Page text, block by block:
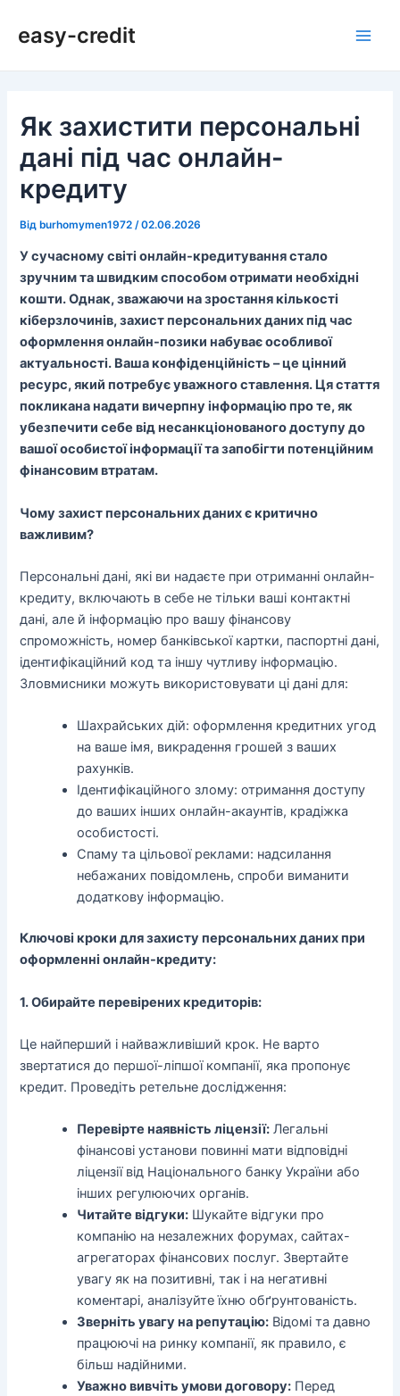
easy-credit
Як захистити персональні
дані під час онлайн-
кредиту
Відburhomymen1972 /02.06.2026
У сучасному світі онлайн-кредитування стало
зручним та швидким способом отримати необхідні
кошти. Однак, зважаючи на зростання кількості
кіберзлочинів, захист персональних даних під час
оформлення онлайн-позики набуває особливої
актуальності. Ваша конфіденційність – це цінний
ресурс, який потребує уважного ставлення. Ця стаття
покликана надати вичерпну інформацію про те, як
убезпечити себе від несанкціонованого доступу до
вашої особистої інформації та запобігти потенційним
фінансовим втратам.
Чому захист персональних даних є критично
важливим?
Персональні дані, які ви надаєте при отриманні онлайн-
кредиту, включають в себе не тільки ваші контактні
дані, але й інформацію про вашу фінансову
спроможність, номер банківської картки, паспортні дані,
ідентифікаційний код та іншу чутливу інформацію.
Зловмисники можуть використовувати ці дані для:
Шахрайських дій: оформлення кредитних угод
на ваше імя, викрадення грошей з ваших
рахунків.
Ідентифікаційного злому: отримання доступу
до ваших інших онлайн-акаунтів, крадіжка
особистості.
Спаму та цільової реклами: надсилання
небажаних повідомлень, спроби виманити
додаткову інформацію.
Ключові кроки для захисту персональних даних при
оформленні онлайн-кредиту:
1. Обирайте перевірених кредиторів:
Це найперший і найважливіший крок. Не варто
звертатися до першої-ліпшої компанії, яка пропонує
кредит. Проведіть ретельне дослідження:
Перевірте наявність ліцензії: Легальні
фінансові установи повинні мати відповідні
ліцензії від Національного банку України або
інших регулюючих органів.
Читайте відгуки: Шукайте відгуки про
компанію на незалежних форумах, сайтах-
агрегаторах фінансових послуг. Звертайте
увагу як на позитивні, так і на негативні
коментарі, аналізуйте їхню обґрунтованість.
Зверніть увагу на репутацію: Відомі та давно
працюючі на ринку компанії, як правило, є
більш надійними.
Уважно вивчіть умови договору: Перед
по